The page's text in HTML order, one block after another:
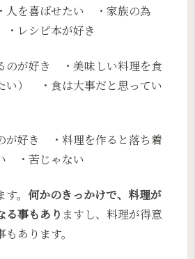
人を喜ばせたい ・家族の為
レシピ本が好き
のが好き ・美味しい料理を食
い） ・食は大事だと思ってい
が好き ・料理を作ると落ち着
・苦じゃない
。 何かのきっかけで、料理が
る事もあり ますし、料理が得意
あります。